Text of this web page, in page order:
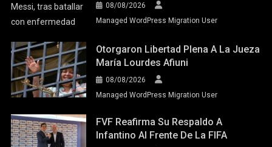
08/08/2026
Managed WordPress Migration User
Otorgaron Libertad Plena A La Jueza
María Lourdes Afiuni
08/08/2026
Managed WordPress Migration User
FVF Reafirma Su Respaldo A
Infantino Al Frente De La FIFA